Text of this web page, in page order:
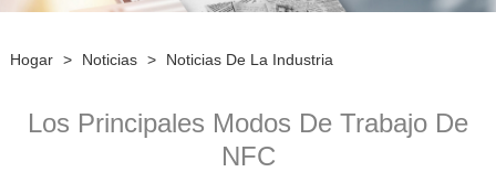
Hogar > Noticias > Noticias De La Industria
Los Principales Modos De Trabajo De
NFC